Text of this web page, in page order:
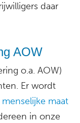
daar
AOW
o.a. AOW)
Er wordt
menselijke maat
in onze